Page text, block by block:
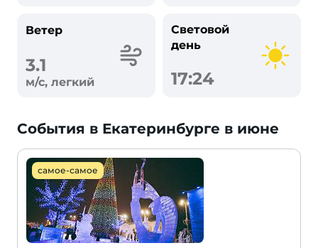
Ветер
3.1
м/с, легкий
Световой
день
17:24
События в Екатеринбурге в июне
самое-самое